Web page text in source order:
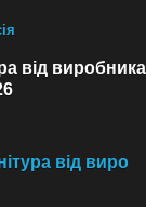
від виробника